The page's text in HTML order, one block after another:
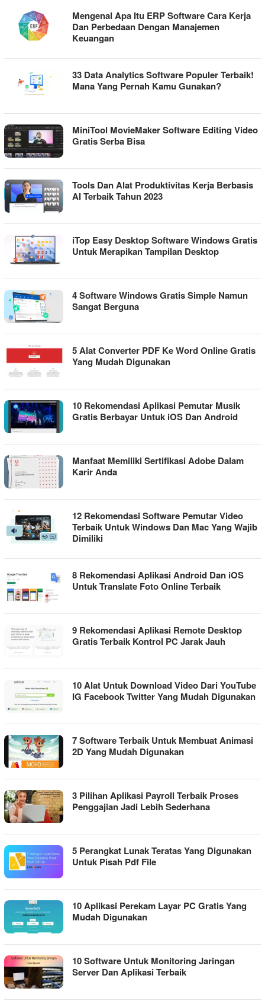
Mengenal Apa Itu ERP Software Cara Kerja
Dan Perbedaan Dengan Manajemen
Keuangan
33 Data Analytics Software Populer Terbaik!
Mana Yang Pernah Kamu Gunakan?
MiniTool MovieMaker Software Editing Video
Gratis Serba Bisa
Tools Dan Alat Produktivitas Kerja Berbasis
AI Terbaik Tahun 2023
iTop Easy Desktop Software Windows Gratis
Untuk Merapikan Tampilan Desktop
4 Software Windows Gratis Simple Namun
Sangat Berguna
5 Alat Converter PDF Ke Word Online Gratis
Yang Mudah Digunakan
10 Rekomendasi Aplikasi Pemutar Musik
Gratis Berbayar Untuk iOS Dan Android
Manfaat Memiliki Sertifikasi Adobe Dalam
Karir Anda
12 Rekomendasi Software Pemutar Video
Terbaik Untuk Windows Dan Mac Yang Wajib
Dimiliki
8 Rekomendasi Aplikasi Android Dan iOS
Untuk Translate Foto Online Terbaik
9 Rekomendasi Aplikasi Remote Desktop
Gratis Terbaik Kontrol PC Jarak Jauh
10 Alat Untuk Download Video Dari YouTube
IG Facebook Twitter Yang Mudah Digunakan
7 Software Terbaik Untuk Membuat Animasi
2D Yang Mudah Digunakan
3 Pilihan Aplikasi Payroll Terbaik Proses
Penggajian Jadi Lebih Sederhana
5 Perangkat Lunak Teratas Yang Digunakan
Untuk Pisah Pdf File
10 Aplikasi Perekam Layar PC Gratis Yang
Mudah Digunakan
10 Software Untuk Monitoring Jaringan
Server Dan Aplikasi Terbaik